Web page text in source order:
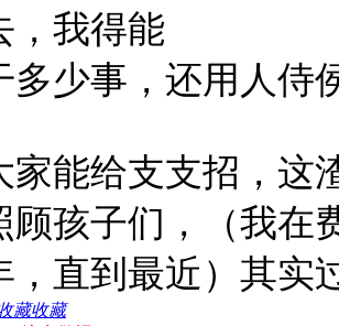
，我得能
多少事，还用人侍
家能给支支招，这
顾孩子们，（我在
，直到最近）其实
收藏